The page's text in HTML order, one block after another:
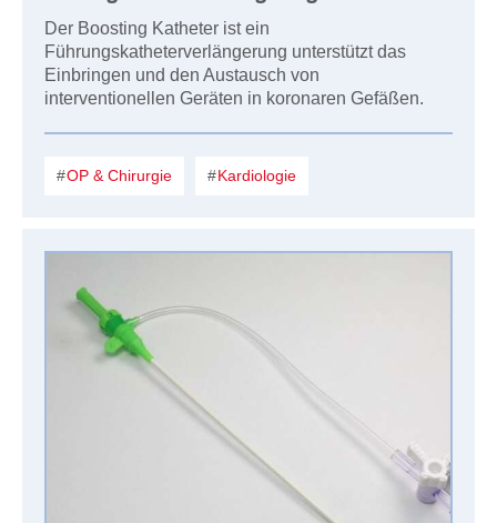
Der Boosting Katheter ist ein
Führungskatheterverlängerung unterstützt das
Einbringen und den Austausch von
interventionellen Geräten in koronaren Gefäßen.
OP & Chirurgie Kardiologie